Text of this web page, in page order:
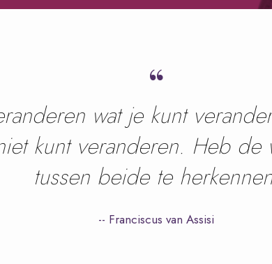
“
wat je kunt
kunt veranderen. Heb
tussen beide te
-- Franciscus van Assisi